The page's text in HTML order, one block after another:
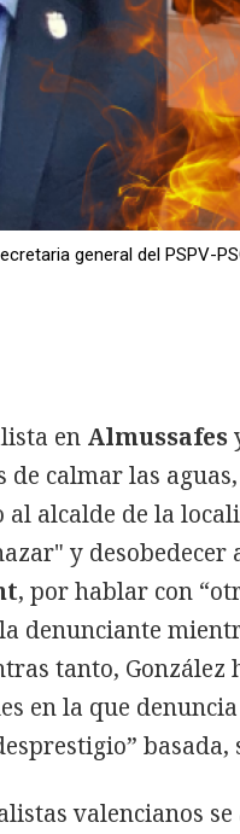
general del PSPV-
en Almussafes
calmar las
alcalde de la
y
, por hablar con
denunciante
tanto,
en la que
basada,
valencianos